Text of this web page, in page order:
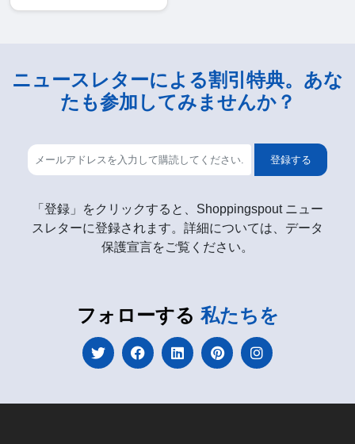
ニュースレターによる割引特典。あな
たも参加してみませんか？
登録する
「登録」をクリックすると、Shoppingspout ニュー
スレターに登録されます。詳細については、データ
保護宣言をご覧ください。
フォローする 私たちを